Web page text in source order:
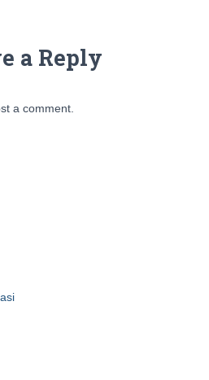
a Reply
a comment.